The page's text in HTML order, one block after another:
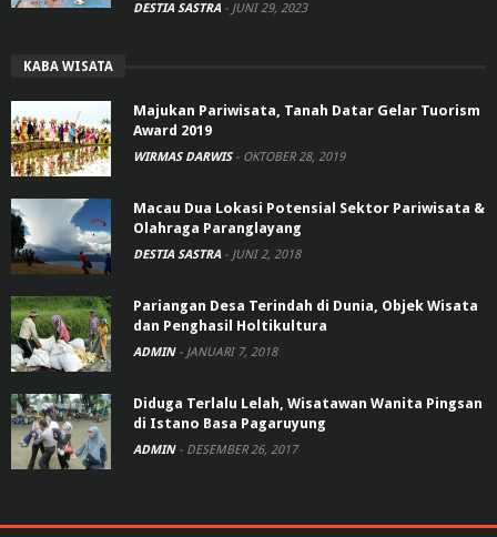
DESTIA SASTRA - JUNI 29, 2023
KABA WISATA
Majukan Pariwisata, Tanah Datar Gelar Tuorism
Award 2019
WIRMAS DARWIS - OKTOBER 28, 2019
Macau Dua Lokasi Potensial Sektor Pariwisata &
Olahraga Paranglayang
DESTIA SASTRA - JUNI 2, 2018
Pariangan Desa Terindah di Dunia, Objek Wisata
dan Penghasil Holtikultura
ADMIN - JANUARI 7, 2018
Diduga Terlalu Lelah, Wisatawan Wanita Pingsan
di Istano Basa Pagaruyung
ADMIN - DESEMBER 26, 2017